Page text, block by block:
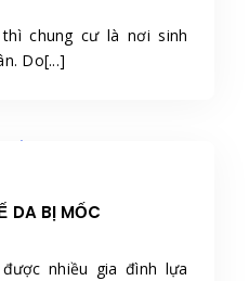
chung cư là nơi sinh
Do[...]
DA BỊ MỐC
nhiều gia đình lựa